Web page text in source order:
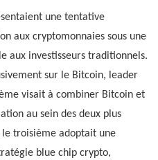
une tentative
aux cryptomonnaies sous une
aux investisseurs traditionnels.
sur le Bitcoin, leader
visait à combiner Bitcoin et
au sein des deux plus
le troisième adoptait une
blue chip crypto,